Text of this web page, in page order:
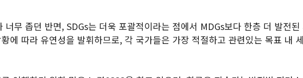
무 좁던 반면, SDGs는 더욱 포괄적이라는 점에서 MDGs보다 한층 더 발전
에 따라 유연성을 발휘하므로, 각 국가들은 가장 적절하고 관련있는 목표 내